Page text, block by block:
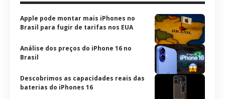
Apple pode montar mais iPhones no
Brasil para fugir de tarifas nos EUA
Análise dos preços do iPhone 16 no
Brasil
Descobrimos as capacidades reais das
baterias do iPhones 16